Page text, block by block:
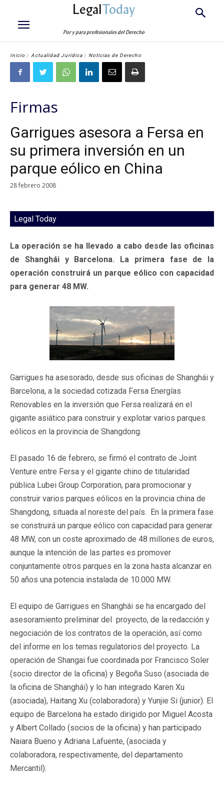
LegalToday
Por y para profesionales del Derecho
Inicio Actualidad Jurídica Noticias de Derecho
Firmas
Garrigues asesora a Fersa en
su primera inversión en un
parque eólico en China
28 febrero 2008
Legal Today
La operación se ha llevado a cabo desde las oficinas
de Shanghái y Barcelona. La primera fase de la
operación construirá un parque eólico con capacidad
para generar 48 MW.
Garrigues ha asesorado, desde sus oficinas de Shanghái y
Barcelona, a la sociedad cotizada Fersa Energías
Renovables en la inversión que Fersa realizará en el
gigante asiático para construir y explotar varios parques
eólicos en la provincia de Shangdong.
El pasado 16 de febrero, se firmó el contrato de Joint
Venture entre Fersa y el gigante chino de titularidad
pública Lubei Group Corporation, para promocionar y
construir varios parques eólicos en la provincia china de
Shangdong, situada al noreste del país. En la primera fase
se construirá un parque eólico con capacidad para generar
48 MW, con un coste aproximado de 48 millones de euros,
aunque la intención de las partes es promover
conjuntamente otros parques en la zona hasta alcanzar en
50 años una potencia instalada de 10.000 MW.
El equipo de Garrigues en Shanghái se ha encargado del
asesoramiento preliminar del proyecto, de la redacción y
negociación de los contratos de la operación, así como
del informe en los temas regulatorios del proyecto. La
operación de Shangai fue coordinada por Francisco Soler
(socio director de la oficina) y Begoña Suso (asociada de
la oficina de Shanghái) y lo han integrado Karen Xu
(asociada), Haitang Xu (colaboradora) y Yunjie Si (junior). El
equipo de Barcelona ha estado dirigido por Miguel Acosta
y Albert Collado (socios de la oficina) y han participado
Naiara Bueno y Adriana Lafuente, (asociada y
colaboradora, respectivamente, del departamento
Mercantil).